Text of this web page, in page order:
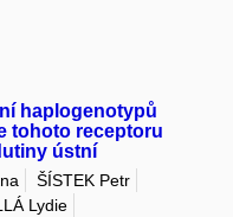
haplogenotypů
tohoto receptoru
ústní
ŠÍSTEK Petr
Lydie